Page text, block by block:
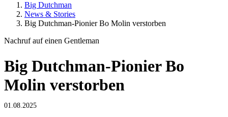
Big Dutchman
News & Stories
Big Dutchman-Pionier Bo Molin verstorben
Nachruf auf einen Gentleman
Big Dutchman-Pionier Bo
Molin verstorben
01.08.2025